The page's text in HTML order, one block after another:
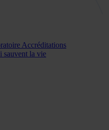
Accréditations
sauvent la vie